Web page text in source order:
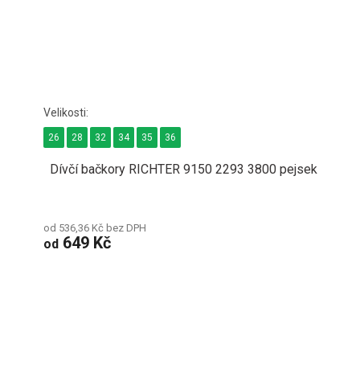
Dívčí bačkory RICHTER 9150 2293 3800 pejsek
od 536,36 Kč bez DPH
od 649 Kč
26 28 32 34 35 36